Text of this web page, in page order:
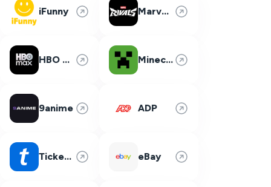
iFunny Marvel Rivals
HBO Max Minecraft
9anime ADP
Ticketmaster eBay